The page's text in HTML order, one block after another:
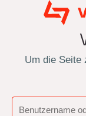
Um die Seite
Benutzername